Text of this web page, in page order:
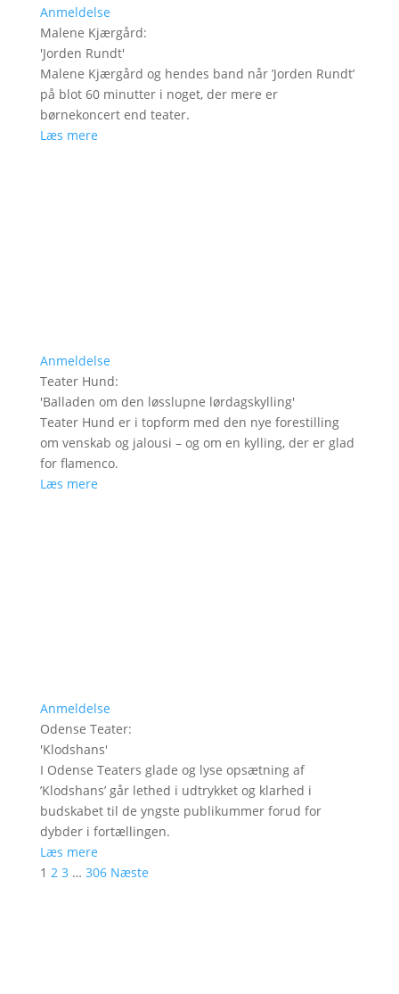
Anmeldelse
Malene Kjærgård:
'Jorden Rundt'
Malene Kjærgård og hendes band når ’Jorden Rundt’
på blot 60 minutter i noget, der mere er
børnekoncert end teater.
Læs mere
Anmeldelse
Teater Hund:
'Balladen om den løsslupne lørdagskylling'
Teater Hund er i topform med den nye forestilling
om venskab og jalousi – og om en kylling, der er glad
for flamenco.
Læs mere
Anmeldelse
Odense Teater:
'Klodshans'
I Odense Teaters glade og lyse opsætning af
’Klodshans’ går lethed i udtrykket og klarhed i
budskabet til de yngste publikummer forud for
dybder i fortællingen.
Læs mere
1 2 3 … 306 Næste